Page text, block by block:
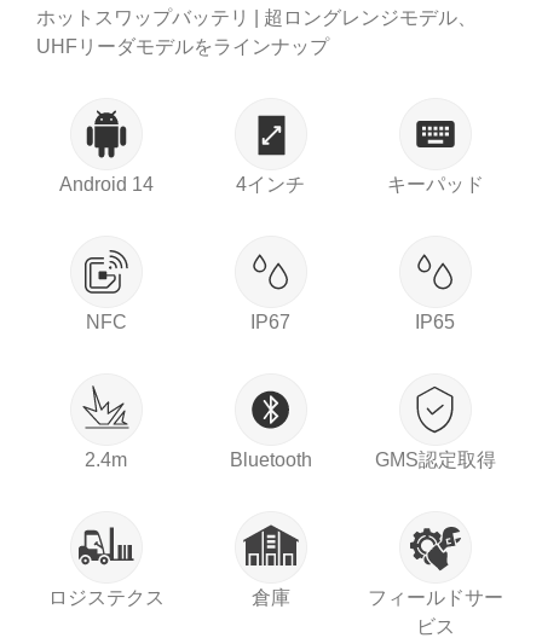
ホットスワップバッテリ | 超ロングレンジモデル、
UHFリーダモデルをラインナップ
Android 14 4インチ キーパッド
NFC IP67 IP65
2.4m Bluetooth GMS認定取得
ロジステクス 倉庫
フィールドサー
ビス